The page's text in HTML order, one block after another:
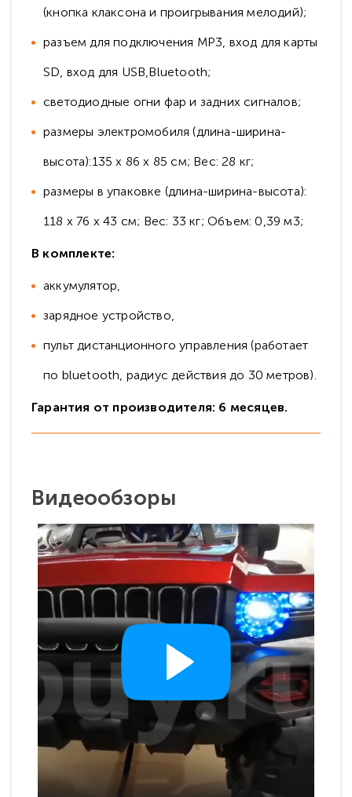
(кнопка клаксона и проигрывания мелодий);
разъем для подключения MP3, вход для карты
SD, вход для USB,Bluetooth;
светодиодные огни фар и задних сигналов;
размеры электромобиля (длина-ширина-
высота):135 х 86 х 85 см; Вес: 28 кг;
размеры в упаковке (длина-ширина-высота):
118 x 76 x 43 см; Вес: 33 кг; Объем: 0,39 м3;
В комплекте:
аккумулятор,
зарядное устройство,
пульт дистанционного управления (работает
по bluetooth, радиус действия до 30 метров).
Гарантия от производителя: 6 месяцев.
Видеообзоры